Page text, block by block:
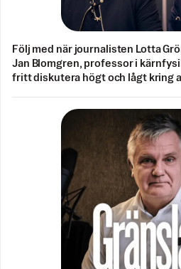
Följ med när journalisten Lotta
Jan Blomgren, professor i
fritt diskutera högt och lågt kring